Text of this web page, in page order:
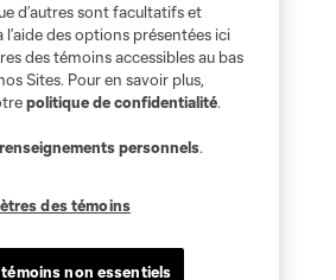
d’autres sont facultatifs et
des options présentées ici
des témoins accessibles au bas
Sites. Pour en savoir plus,
politique de confidentialité.
personnels.
des témoins
non essentiels